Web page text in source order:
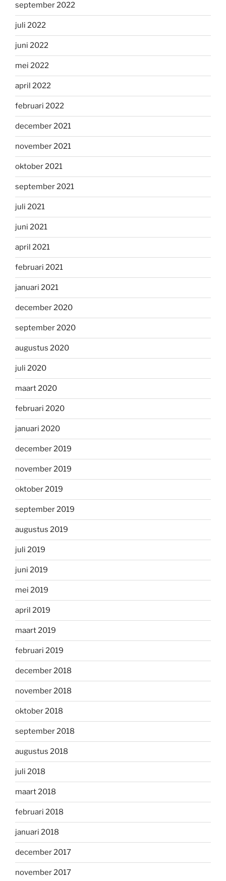
september 2022
juli 2022
juni 2022
mei 2022
april 2022
februari 2022
december 2021
november 2021
oktober 2021
september 2021
juli 2021
juni 2021
april 2021
februari 2021
januari 2021
december 2020
september 2020
augustus 2020
juli 2020
maart 2020
februari 2020
januari 2020
december 2019
november 2019
oktober 2019
september 2019
augustus 2019
juli 2019
juni 2019
mei 2019
april 2019
maart 2019
februari 2019
december 2018
november 2018
oktober 2018
september 2018
augustus 2018
juli 2018
maart 2018
februari 2018
januari 2018
december 2017
november 2017